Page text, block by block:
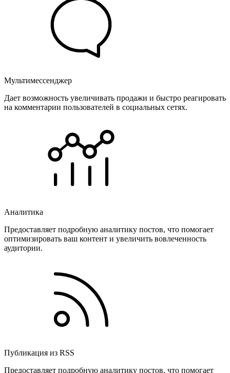
Мультимессенджер
Дает возможность увеличивать продажи и быстро реагировать
на комментарии пользователей в социальных сетях.
Аналитика
Предоставляет подробную аналитику постов, что помогает
оптимизировать ваш контент и увеличить вовлеченность
аудитории.
Публикация из RSS
Предоставляет подробную аналитику постов, что помогает